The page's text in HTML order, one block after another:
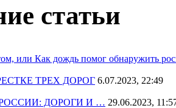
статьи
или Как дождь помог обнаружить
ТРЕХ ДОРОГ 6.07.2023, 22:49
ДОРОГИ И … 29.06.2023,